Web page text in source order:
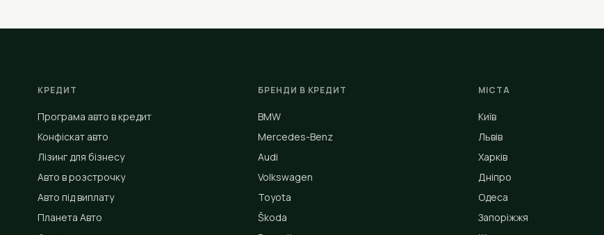
КРЕДИТ
Програма авто в кредит
Конфіскат авто
Лізинг для бізнесу
Авто в розстрочку
Авто під виплату
Планета Авто
БРЕНДИ В КРЕДИТ
BMW
Mercedes-Benz
Audi
Volkswagen
Toyota
Škoda
МІСТА
Київ
Львів
Харків
Дніпро
Одеса
Запоріжжя